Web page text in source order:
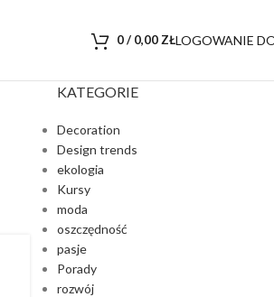
0/ 0,00 ZŁLOGOWANIE
KATEGORIE
Decoration
Design trends
ekologia
Kursy
moda
oszczędność
pasje
Porady
rozwój